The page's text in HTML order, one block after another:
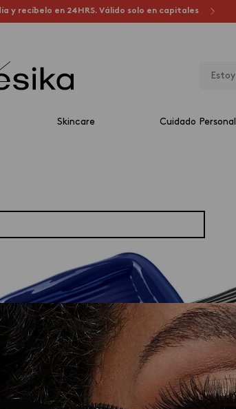
y recíbelo en 24HRS. Válido solo en capitales
Skincare Cuidado Personal